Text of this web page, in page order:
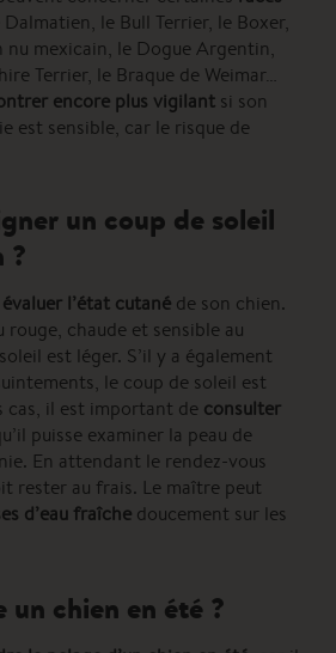
le Bull Terrier, le Boxer,
nu mexicain, le Dogue Argentin,
Terrier, le Braque de Weimar…
encore plus vigilant si son
est sensible, car le risque de
un coup de soleil
?
évaluer l’état cutané de son chien.
rouge, chaude et sensible au
est léger. S’il y a également
le coup de soleil est
cas, il est important de consulter
puisse examiner la peau de
En attendant le rendez-vous
rester au frais. Le maître peut
d’eau fraîche doucement sur les
chien en été ?